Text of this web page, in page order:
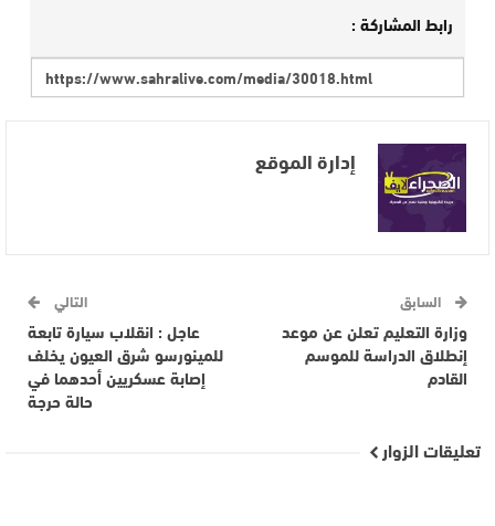
رابط المشاركة :
إدارة الموقع
السابق
وزارة التعليم تعلن عن موعد
إنطلاق الدراسة للموسم
القادم
التالي
عاجل : انقلاب سيارة تابعة
للمينورسو شرق العيون يخلف
إصابة عسكريين أحدهما في
حالة حرجة
تعليقات الزوار